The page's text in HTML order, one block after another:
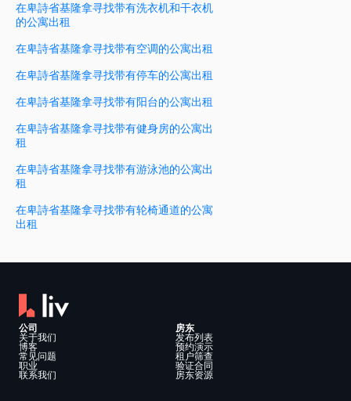
在卑詩省基隆拿寻找带有洗衣机和干衣机
的公寓出租
在卑詩省基隆拿寻找带有空调的公寓出租
在卑詩省基隆拿寻找带有停车的公寓出租
在卑詩省基隆拿寻找带有阳台的公寓出租
在卑詩省基隆拿寻找带有健身房的公寓出
租
在卑詩省基隆拿寻找带有游泳池的公寓出
租
在卑詩省基隆拿寻找带有轮椅通道的公寓
出租
公司
关于我们
博客
常见问题
职业
联系我们
房东
发布列表
预约演示
租户筛查
验证合同
房东资源